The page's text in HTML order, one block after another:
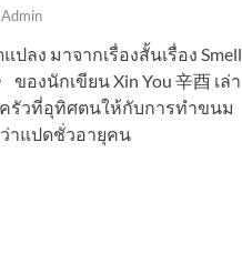
Admin
ลง มาจากเรื่องสั้นเรื่อง Smell
ของนักเขียน Xin You 辛酉 เล่า
ครัวที่อุทิศตนให้กับการทำขนม
ว่าแปดชั่วอายุคน